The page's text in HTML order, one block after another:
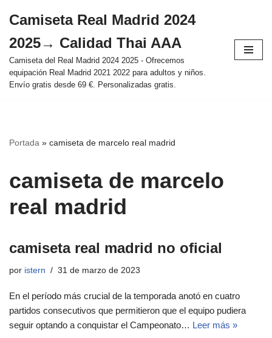
al
contenido
Camiseta Real Madrid 2024
2025→ Calidad Thai AAA
Camiseta del Real Madrid 2024 2025 - Ofrecemos
equipación Real Madrid 2021 2022 para adultos y niños.
Envío gratis desde 69 €. Personalizadas gratis.
Portada » camiseta de marcelo real madrid
camiseta de marcelo
real madrid
camiseta real madrid no oficial
por istern 31 de marzo de 2023
En el período más crucial de la temporada anotó en cuatro
partidos consecutivos que permitieron que el equipo pudiera
seguir optando a conquistar el Campeonato… Leer más »